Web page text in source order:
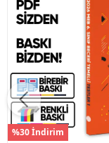
%30 İndirim